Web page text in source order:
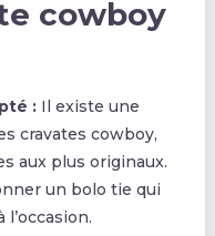
cowboy
:Il existe une
cravates cowboy,
aux plus originaux.
un bolo tie qui